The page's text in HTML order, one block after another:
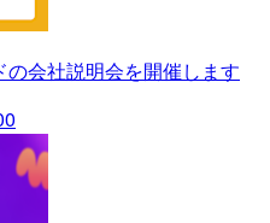
の会社説明会を開催します